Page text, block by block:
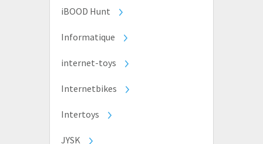
iBOOD Hunt
Informatique
internet-toys
Internetbikes
Intertoys
JYSK